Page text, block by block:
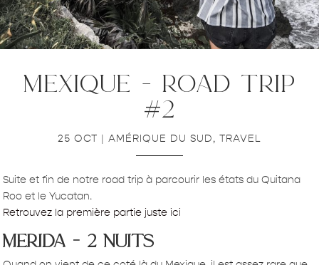
mexique – road trip
#2
25 OCT | AMÉRIQUE DU SUD, TRAVEL
Suite et fin de notre road trip à parcourir les états du Quitana
Roo et le Yucatan.
Retrouvez la première partie juste ici
merida – 2 nuits